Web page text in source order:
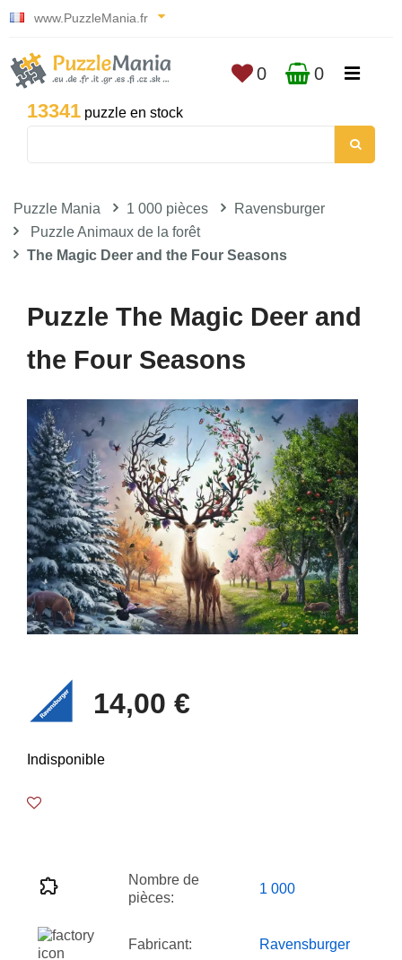
www.PuzzleMania.fr
13341 puzzle en stock
0 0
Puzzle Mania 1 000 pièces
Ravensburger
Puzzle Animaux de la forêt
The Magic Deer and the Four Seasons
Puzzle The Magic Deer and
the Four Seasons
14,00 €
Indisponible
Nombre de
pièces:
1 000
Fabricant: Ravensburger